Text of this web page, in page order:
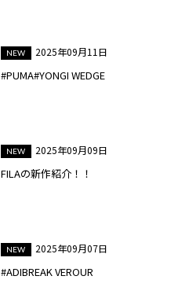
2025年09月11日
#PUMA#YONGI WEDGE
2025年09月09日
FILAの新作紹介！！
2025年09月07日
#ADIBREAK VEROUR